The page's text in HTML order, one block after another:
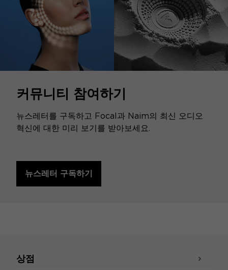
커뮤니티 참여하기
뉴스레터를 구독하고 Focal과 Naim의 최신 오디오
혁신에 대한 미리 보기를 받아보세요.
뉴스레터 구독하기
상점